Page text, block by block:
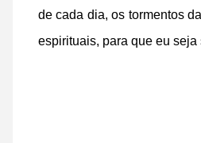
de cada dia, os tormentos
espirituais, para que eu